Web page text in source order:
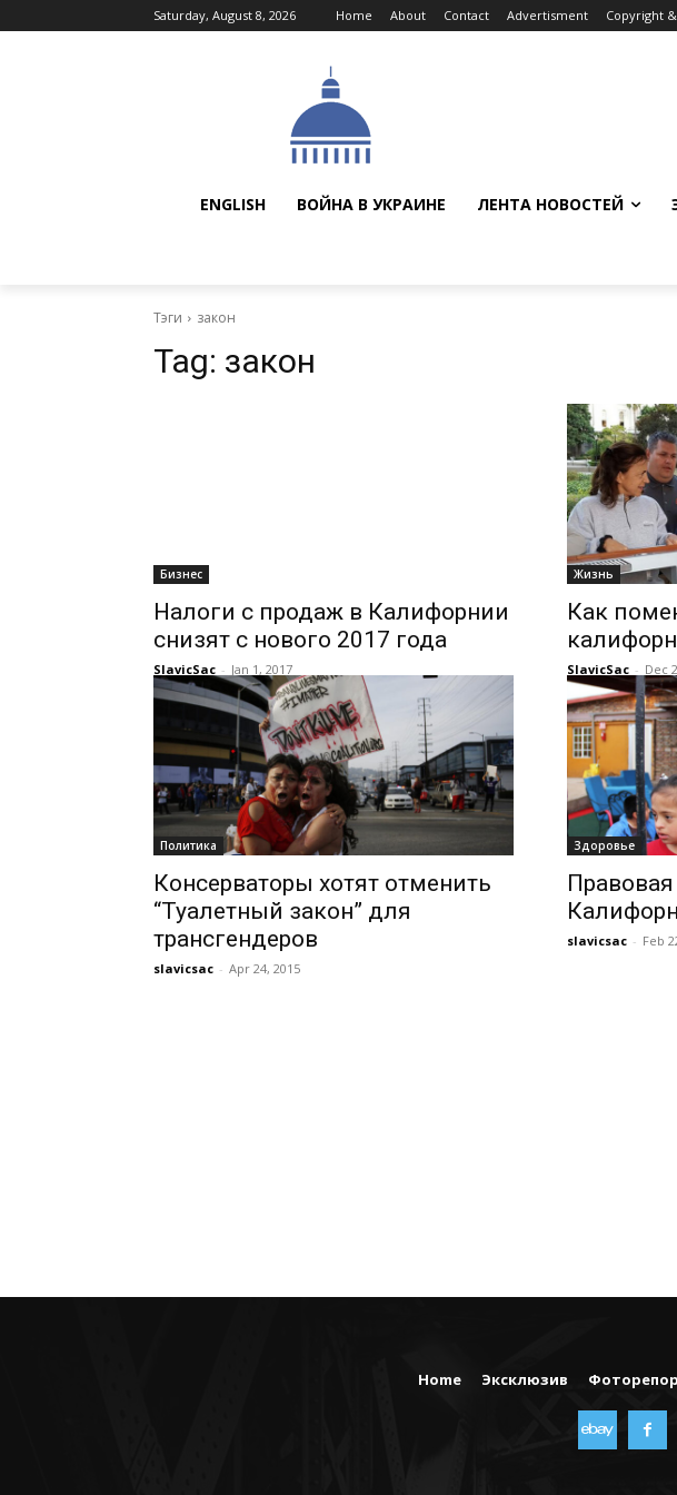
Saturday, August 8, 2026 Home About Contact Advertisment Copyright
ENGLISH ВОЙНА В УКРАИНЕ ЛЕНТА НОВОСТЕЙ
Тэги закон
Tag: закон
Бизнес
Налоги с продаж в Калифорнии
снизят с нового 2017 года
SlavicSac - Jan 1, 2017
Жизнь
Как
SlavicSac - Dec
Политика
Консерваторы хотят отменить
“Туалетный закон” для
трансгендеров
slavicsac - Apr 24, 2015
Здоровье
slavicsac - Feb
Home Эксклюзив